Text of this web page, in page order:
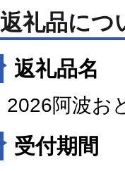
返礼品につ
返礼品名
2026阿波お
受付期間